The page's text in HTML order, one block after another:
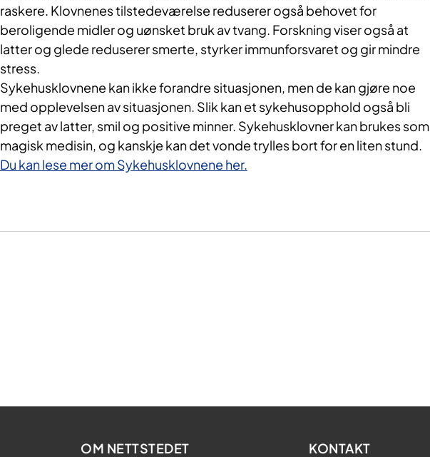
raskere. Klovnenes tilstedeværelse reduserer også behovet for
beroligende midler og uønsket bruk av tvang. Forskning viser også at
latter og glede reduserer smerte, styrker immunforsvaret og gir mindre
stress.
Sykehusklovnene kan ikke forandre situasjonen, men de kan gjøre noe
med opplevelsen av situasjonen. Slik kan et sykehusopphold også bli
preget av latter, smil og positive minner. Sykehusklovner kan brukes som
magisk medisin, og kanskje kan det vonde trylles bort for en liten stund.
Du kan lese mer om Sykehusklovnene her.
OM NETTSTEDET KONTAKT